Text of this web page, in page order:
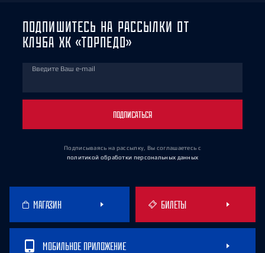
ПОДПИШИТЕСЬ НА РАССЫЛКИ ОТ
КЛУБА ХК «ТОРПЕДО»
Введите Ваш e-mail
ПОДПИСАТЬСЯ
Подписываясь на рассылку, Вы соглашаетесь с
политикой обработки персональных данных
МАГАЗИН БИЛЕТЫ
МОБИЛЬНОЕ ПРИЛОЖЕНИЕ